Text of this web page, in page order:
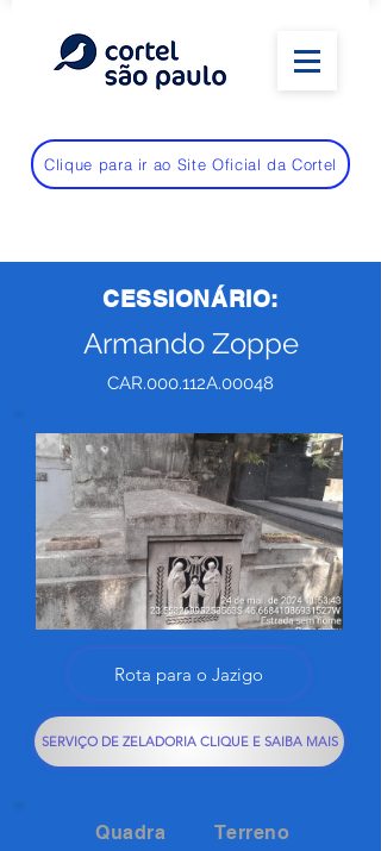
Clique para ir ao Site Oficial da Cortel
CESSIONÁRIO:
Armando Zoppe
CAR.000.112A.00048
Rota para o Jazigo
SERVIÇO DE ZELADORIA CLIQUE E SAIBA MAIS
Quadra Terreno